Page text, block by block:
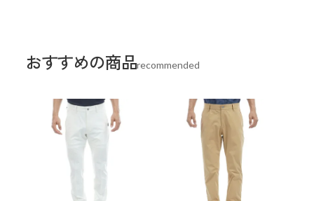
おすすめの商品recommended